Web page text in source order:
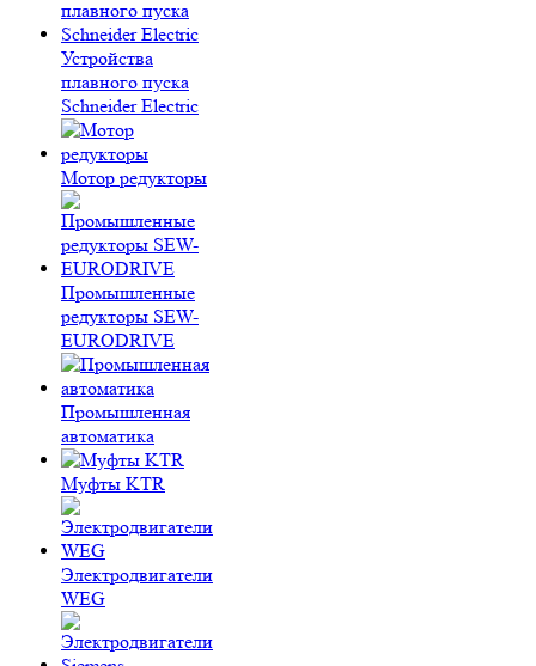
Устройства
плавного пуска
Schneider Electric
Мотор редукторы
Промышленные
редукторы SEW-
EURODRIVE
Промышленная
автоматика
Муфты KTR
Электродвигатели
WEG